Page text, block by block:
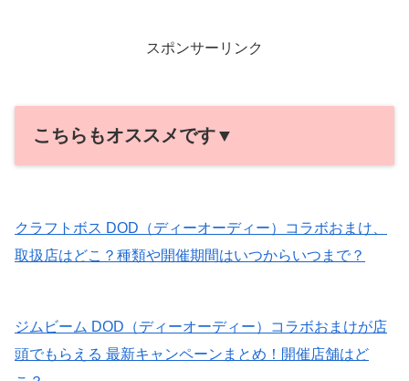
スポンサーリンク
こちらもオススメです▼
クラフトボス DOD（ディーオーディー）コラボおまけ、
取扱店はどこ？種類や開催期間はいつからいつまで？
ジムビーム DOD（ディーオーディー）コラボおまけが店
頭でもらえる 最新キャンペーンまとめ！開催店舗はど